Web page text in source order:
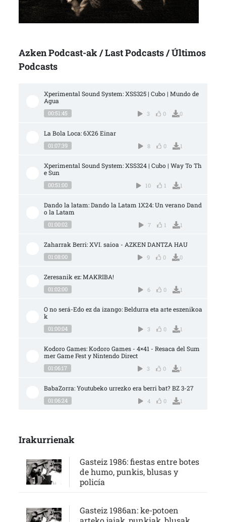
Azken Podcast-ak / Last Podcasts / Últimos
Podcasts
Xperimental Sound System: XSS325 | Cubo | Mundo de
Agua
00:51:45 3 0 0
La Bola Loca: 6X26 Einar
01:07:39 8 0 1
Xperimental Sound System: XSS324 | Cubo | Way To Th
e Sun
00:51:00 10 1 1
Dando la latam: Dando la Latam 1X24: Un verano Dand
o la Latam
01:00:02 7 1 1
Zaharrak Berri: XVI. saioa - AZKEN DANTZA HAU
01:08:00 9 0 0
Zeresanik ez: MAKRIBA!
01:02:00 6 0 1
O no será-Edo ez da izango: Beldurra eta arte eszenikoa
k
01:00:04 3 0 1
Kodoro Games: Kodoro Games - 4×41 - Resaca del Sum
mer Game Fest y Nintendo Direct
01:06:17 3 0 1
BabaZorra: Youtubeko urrezko era berri bat? BZ 3-27
01:06:24 4 0 1
Irakurrienak
Gasteiz 1986: fiestas entre botes
de humo, punkis, blusas y
policía
Gasteiz 1986an: ke-potoen